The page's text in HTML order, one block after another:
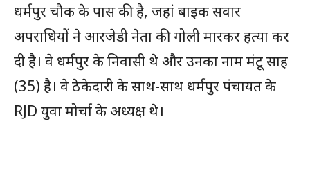
धर्मपुर चौक के पास की है, जहां बाइक सवार
अपराधियों ने आरजेडी नेता की गोली मारकर हत्या कर
दी है। वे धर्मपुर के निवासी थे और उनका नाम मंटू साह
(35) है। वे ठेकेदारी के साथ-साथ धर्मपुर पंचायत के
RJD युवा मोर्चा के अध्यक्ष थे।